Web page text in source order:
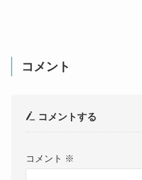
コメント
コメントする
コメント ※